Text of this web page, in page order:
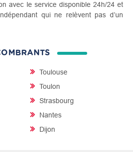
avec le service disponible 24h/24 et
qui ne relèvent pas d’un
Toulouse
Toulon
Strasbourg
Nantes
Dijon